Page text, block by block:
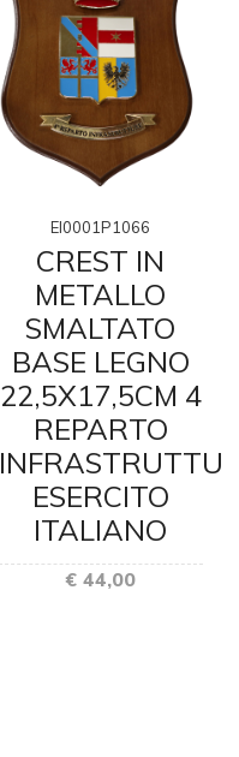
EI0001P1066
CREST IN
METALLO
SMALTATO
BASE LEGNO
22,5X17,5CM 4
REPARTO
ESERCITO
ITALIANO
€ 44,00